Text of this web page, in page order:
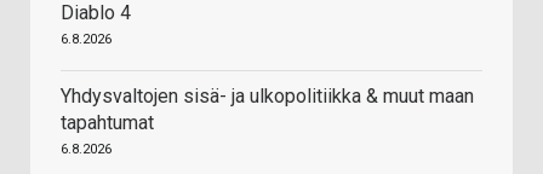
Diablo 4
6.8.2026
Yhdysvaltojen sisä- ja ulkopolitiikka & muut maan
tapahtumat
6.8.2026